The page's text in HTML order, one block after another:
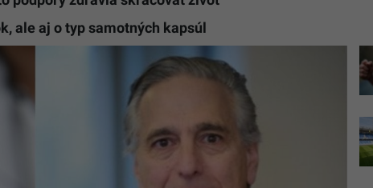
ale aj o typ samotných kapsúl